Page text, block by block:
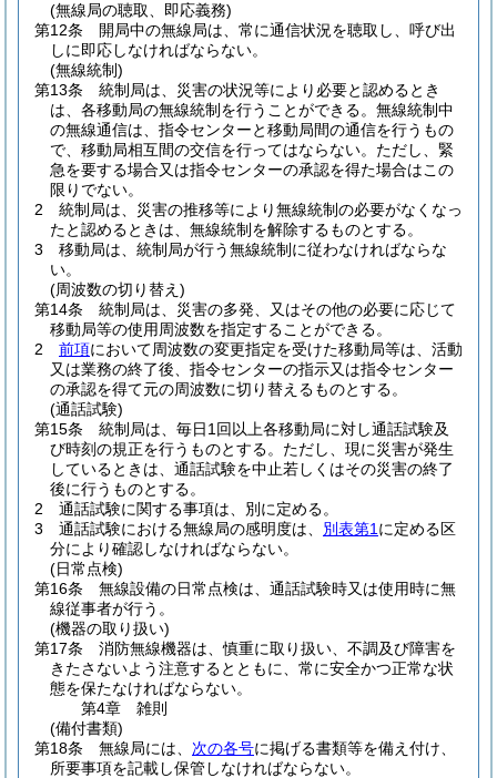
(無線局の聴取、即応義務)
第12条
開局中の無線局は、常に通信状況を聴取し、呼び出
しに即応しなければならない。
(無線統制)
第13条
統制局は、災害の状況等により必要と認めるとき
は、各移動局の無線統制を行うことができる。 無線統制中
の無線通信は、指令センターと移動局間の通信を行うもの
で、移動局相互間の交信を行ってはならない。 ただし、緊
急を要する場合又は指令センターの承認を得た場合はこの
限りでない。
2
統制局は、災害の推移等により無線統制の必要がなくなっ
たと認めるときは、無線統制を解除するものとする。
3
移動局は、統制局が行う無線統制に従わなければならな
い。
(周波数の切り替え)
第14条
統制局は、災害の多発、又はその他の必要に応じて
移動局等の使用周波数を指定することができる。
2
前項において周波数の変更指定を受けた移動局等は、活動
又は業務の終了後、指令センターの指示又は指令センター
の承認を得て元の周波数に切り替えるものとする。
(通話試験)
第15条
統制局は、毎日1回以上各移動局に対し通話試験及
び時刻の規正を行うものとする。 ただし、現に災害が発生
しているときは、通話試験を中止若しくはその災害の終了
後に行うものとする。
2
通話試験に関する事項は、別に定める。
3
通話試験における無線局の感明度は、 別表第1 に定める区
分により確認しなければならない。
(日常点検)
第16条
無線設備の日常点検は、通話試験時又は使用時に無
線従事者が行う。
(機器の取り扱い)
第17条
消防無線機器は、慎重に取り扱い、不調及び障害を
きたさないよう注意するとともに、常に安全かつ正常な状
態を保たなければならない。
第4章
雑則
(備付書類)
第18条
無線局には、 次の各号に掲げる書類等を備え付け、
所要事項を記載し保管しなければならない。